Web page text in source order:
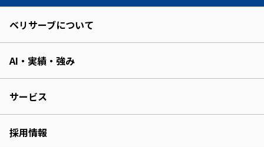
ベリサーブについて
AI・実績・強み
サービス
採用情報